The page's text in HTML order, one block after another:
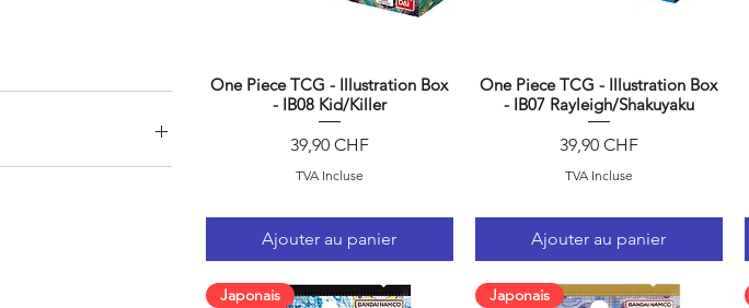
Aperçu rapide
One Piece TCG - Illustration Box
- IB08 Kid/Killer
Prix
39,90 CHF
TVA Incluse
Ajouter au panier
Aperçu rapide
One Piece TCG - Illustration Box
- IB07 Rayleigh/Shakuyaku
Prix
39,90 CHF
TVA Incluse
Ajouter au panier
Japonais Japonais